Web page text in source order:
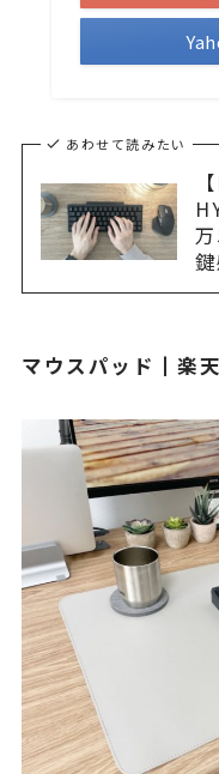
あわせて読みたい
マウスパッド┃楽